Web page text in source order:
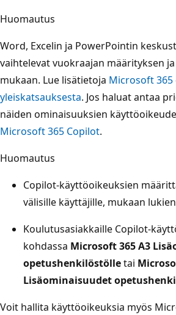
Huomautus
Word, Excelin ja PowerPointin
vaihtelevat vuokraajan määrityksen
mukaan. Lue lisätietoja Microsoft
yleiskatsauksesta. Jos haluat antaa
näiden ominaisuuksien
Microsoft 365 Copilot.
Huomautus
Copilot-käyttöoikeuksien
välisille käyttäjille, mukaan
Koulutusasiakkaille Copilot-
kohdassa Microsoft 365 A3
opetushenkilöstölletai
Lisäominaisuudet
Voit hallita käyttöoikeuksia myös